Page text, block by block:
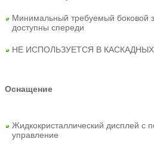
Минимальный требуемый боковой
доступны спереди
НЕ ИСПОЛЬЗУЕТСЯ В
Оснащение
Жидкокристаллический дисплей с
управление